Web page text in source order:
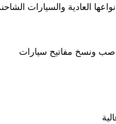
العادية والسيارات
صب ونسخ مفاتيح سيارات